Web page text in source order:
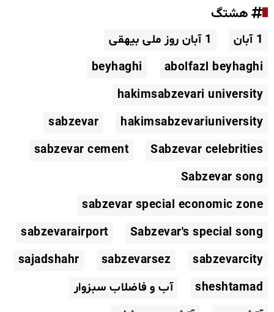
هشتگ
1 آبان
1 آبان روز ملی بیهقی
abolfazl beyhaghi
beyhaghi
hakimsabzevari university
hakimsabzevariuniversity
sabzevar
Sabzevar celebrities
sabzevar cement
Sabzevar song
sabzevar special economic zone
Sabzevar's special song
sabzevarairport
sabzevarcity
sabzevarsez
sajadshahr
sheshtamad
آب و فاضلاب سبزوار